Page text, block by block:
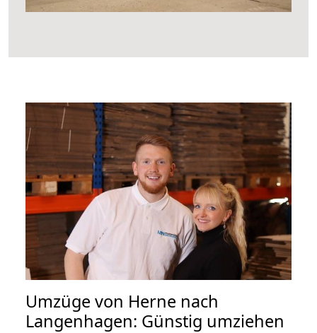
Umzüge von Herne nach
Langenhagen: Günstig umziehen